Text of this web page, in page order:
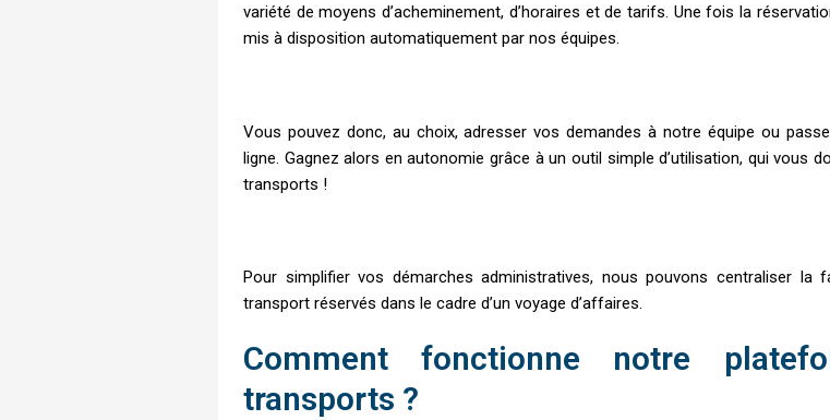
variété de moyens d’acheminement, d’horaires et de tarifs. Une fois la
mis à disposition automatiquement par nos équipes.
Vous pouvez donc, au choix, adresser vos demandes à notre équipe ou
ligne. Gagnez alors en autonomie grâce à un outil simple d’utilisation, qui vous
transports !
Pour simplifier vos démarches administratives, nous pouvons centraliser
transport réservés dans le cadre d’un voyage d’affaires.
Comment fonctionne notre
transports ?